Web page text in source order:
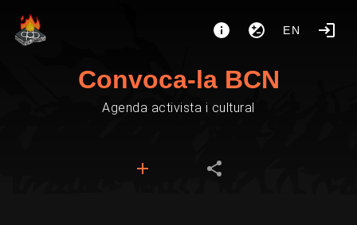
EN
Convoca-la BCN
Agenda activista i cultural